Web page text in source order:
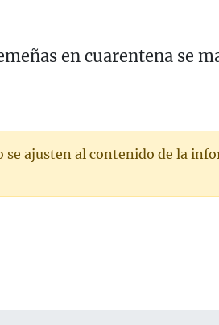
en cuarentena se
se ajusten al contenido de la